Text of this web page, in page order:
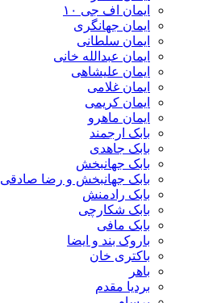
ایمان اف جی ۱۰
ایمان جهانگری
ایمان سلطانی
ایمان عبدالله خانی
ایمان علیشاهی
ایمان غلامی
ایمان کریمی
ایمان ماهرو
بابک ارجمند
بابک جاهدی
بابک جهانبخش
بابک جهانبخش و رضا صادقی
بابک رادمنش
بابک شکارچی
بابک مافی
باروک بند و ایضا
باکتری خان
باهر
بردیا مقدم